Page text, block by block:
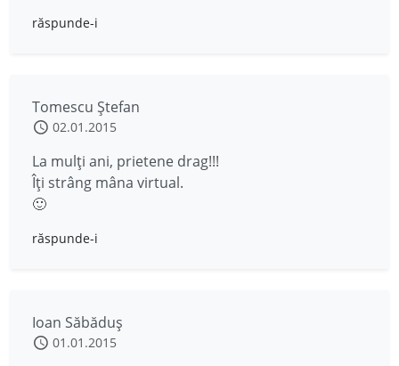
răspunde-i
Tomescu Ștefan
02.01.2015
La mulți ani, prietene drag!!!
Îți strâng mâna virtual.
🙂
răspunde-i
Ioan Săbăduş
01.01.2015